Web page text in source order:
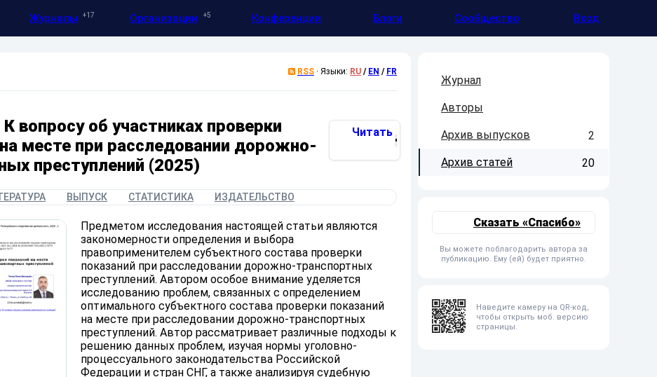
Журналы 17 Организации 5 Конференции Блоги Сообщество Вход
RSS · Языки: RU / EN / FR
К вопросу об участниках проверки
месте при расследовании дорожно-
преступлений (2025)
Читать
ВЫПУСК СТАТИСТИКА ИЗДАТЕЛЬСТВО
Предметом исследования настоящей статьи являются
закономерности определения и выбора
правоприменителем субъектного состава проверки
показаний при расследовании дорожно-транспортных
преступлений. Автором особое внимание уделяется
исследованию проблем, связанных с определением
оптимального субъектного состава проверки показаний
на месте при расследовании дорожно-транспортных
преступлений. Автор рассматривает различные подходы к
решению данных проблем, изучая нормы уголовно-
процессуального законодательства Российской
Федерации и стран СНГ, а также анализируя судебную
Журнал
Авторы
Архив выпусков 2
Архив статей 20
Сказать «Спасибо»
Вы можете поблагодарить автора за
публикацию. Ему (ей) будет приятно.
Наведите камеру на QR-код,
чтобы открыть моб. версию
страницы.